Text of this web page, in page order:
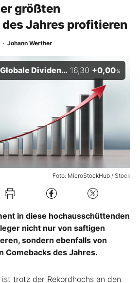
größten
Jahres profitieren
· Johann Werther
Foto: MicroStockHub /iStock
Dividenden-Stars Index 16,30 +0,00%
in diese hochausschüttenden
nicht nur von saftigen
sondern ebenfalls von
Comebacks des Jahres.
trotz der Rekordhochs an den